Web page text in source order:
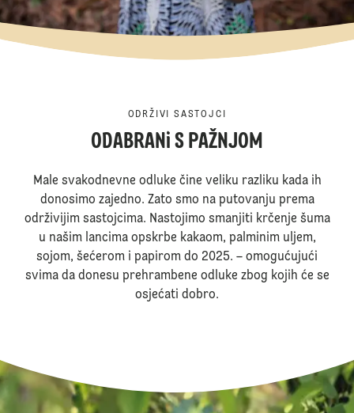
ODRŽIVI SASTOJCI
ODABRANi S PAŽNJOM
Male svakodnevne odluke čine veliku razliku kada ih
donosimo zajedno. Zato smo na putovanju prema
održivijim sastojcima. Nastojimo smanjiti krčenje šuma
u našim lancima opskrbe kakaom, palminim uljem,
sojom, šećerom i papirom do 2025. – omogućujući
svima da donesu prehrambene odluke zbog kojih će se
osjećati dobro.